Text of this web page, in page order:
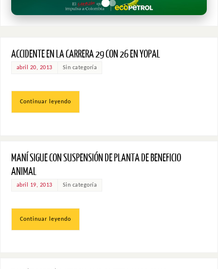
ACCIDENTE EN LA CARRERA 29 CON 26 EN YOPAL
abril 20, 2013 Sin categoría
Continuar leyendo
MANÍ SIGUE CON SUSPENSIÓN DE PLANTA DE BENEFICIO
ANIMAL
abril 19, 2013 Sin categoría
Continuar leyendo